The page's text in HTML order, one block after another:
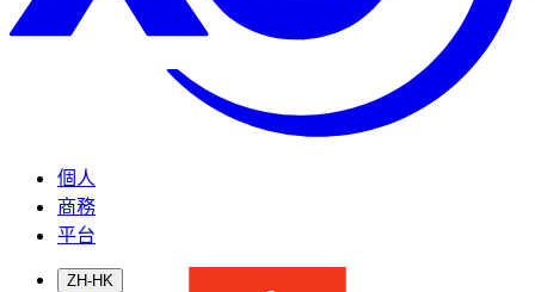
個人
商務
平台
ZH-HK